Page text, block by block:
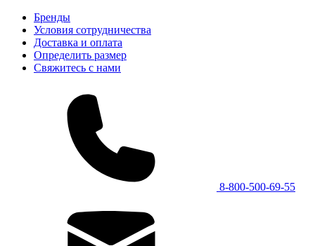
Бренды
Условия сотрудничества
Доставка и оплата
Определить размер
Свяжитесь с нами
8-800-500-69-55